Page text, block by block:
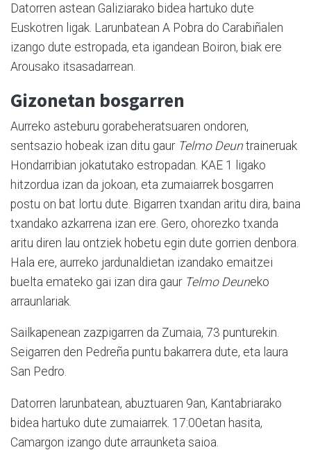
Datorren astean Galiziarako bidea hartuko dute
Euskotren ligak. Larunbatean A Pobra do Carabiñalen
izango dute estropada, eta igandean Boiron, biak ere
Arousako itsasadarrean.
Gizonetan bosgarren
Aurreko asteburu gorabeheratsuaren ondoren,
sentsazio hobeak izan ditu gaur Telmo Deun traineruak
Hondarribian jokatutako estropadan. KAE 1 ligako
hitzordua izan da jokoan, eta zumaiarrek bosgarren
postu on bat lortu dute. Bigarren txandan aritu dira, baina
txandako azkarrena izan ere. Gero, ohorezko txanda
aritu diren lau ontziek hobetu egin dute gorrien denbora.
Hala ere, aurreko jardunaldietan izandako emaitzei
buelta emateko gai izan dira gaur Telmo Deuneko
arraunlariak.
Sailkapenean zazpigarren da Zumaia, 73 punturekin.
Seigarren den Pedreña puntu bakarrera dute, eta laura
San Pedro.
Datorren larunbatean, abuztuaren 9an, Kantabriarako
bidea hartuko dute zumaiarrek. 17:00etan hasita,
Camargon izango dute arraunketa saioa.